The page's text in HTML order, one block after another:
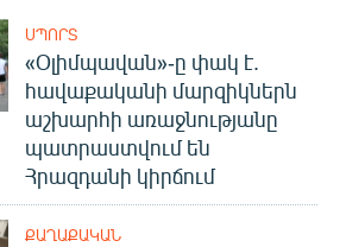
ՍՊՈՐՏ
«Օլիմպավան»-ը փակ է.
հավաքականի մարզիկներն
աշխարհի առաջնությանը
պատրաստվում են
Հրազդանի կիրճում
ՔԱՂԱՔԱԿԱՆ